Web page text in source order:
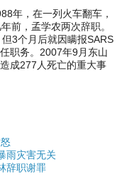
年，在一列火车翻车，
前，孟学农两次辞职。
3个月后就因瞒报SARS
职务。2007年9月东山
成277人死亡的重大事
雨灾害无关
辞职谢罪